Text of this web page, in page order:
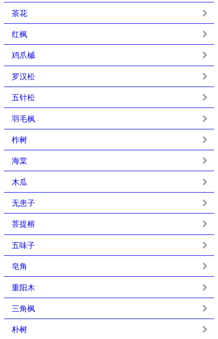
茶花
红枫
鸡爪槭
罗汉松
五针松
羽毛枫
柞树
海棠
木瓜
无患子
菩提榕
五味子
皂角
重阳木
三角枫
朴树